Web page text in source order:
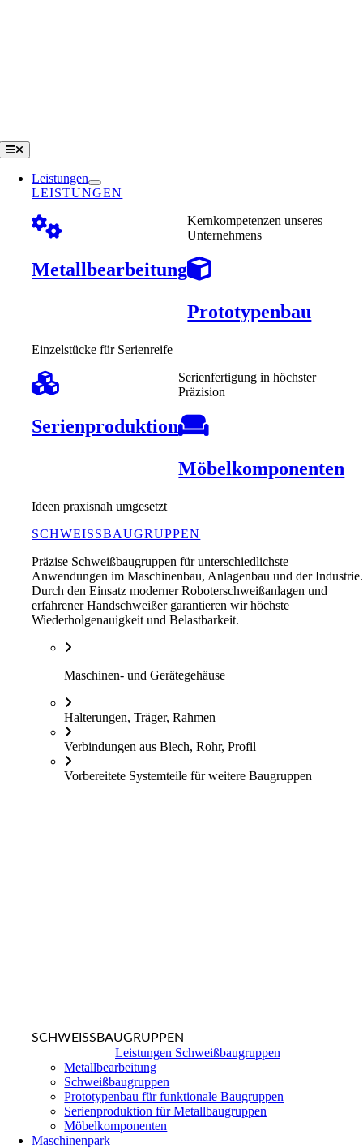
Toggle
Navigation
Leistungen
LEISTUNGEN
Metallbearbeitung
Kernkompetenzen unseres
Unternehmens
Prototypenbau
Einzelstücke für Serienreife
Serienproduktion
Serienfertigung in höchster
Präzision
Möbelkomponenten
Ideen praxisnah umgesetzt
SCHWEISSBAUGRUPPEN
Präzise Schweißbaugruppen für unterschiedlichste
Anwendungen im Maschinenbau, Anlagenbau und der Industrie.
Durch den Einsatz moderner Roboterschweißanlagen und
erfahrener Handschweißer garantieren wir höchste
Wiederholgenauigkeit und Belastbarkeit.
Maschinen- und Gerätegehäuse
Halterungen, Träger, Rahmen
Verbindungen aus Blech, Rohr, Profil
Vorbereitete Systemteile für weitere Baugruppen
SCHWEISSBAUGRUPPEN
Leistungen Schweißbaugruppen
Metallbearbeitung
Schweißbaugruppen
Prototypenbau für funktionale Baugruppen
Serienproduktion für Metallbaugruppen
Möbelkomponenten
Maschinenpark